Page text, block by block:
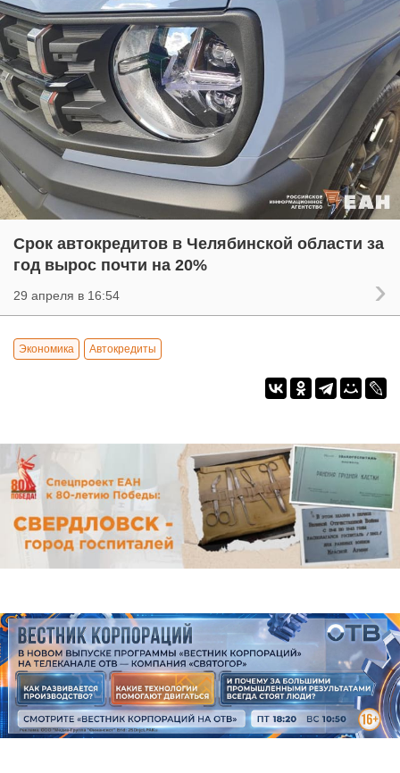
Срок автокредитов в Челябинской области за
год вырос почти на 20%
29 апреля в 16:54
Экономика Автокредиты